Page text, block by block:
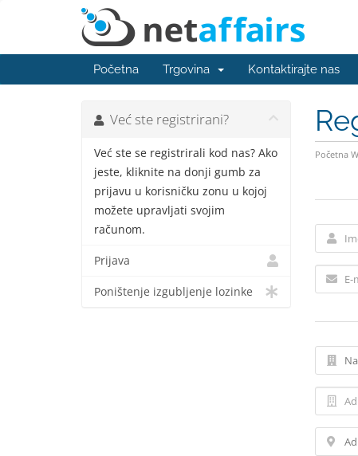
Početna Trgovina Kontaktirajte nas
Početna
Već ste registrirani?
Već ste se registrirali kod nas? Ako
jeste, kliknite na donji gumb za
prijavu u korisničku zonu u kojoj
možete upravljati svojim
računom.
Prijava
Poništenje izgubljenje lozinke